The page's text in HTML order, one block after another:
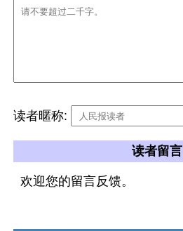
读者暱称:
读者留言
欢迎您的留言反馈。